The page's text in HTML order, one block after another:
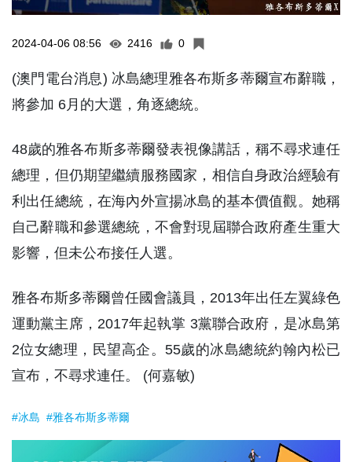
2024-04-06 08:56 2416 0
(澳門電台消息) 冰島總理雅各布斯多蒂爾宣布辭職，
將參加 6月的大選，角逐總統。
48歲的雅各布斯多蒂爾發表視像講話，稱不尋求連任
總理，但仍期望繼續服務國家，相信自身政治經驗有
利出任總統，在海內外宣揚冰島的基本價值觀。她稱
自己辭職和參選總統，不會對現屆聯合政府產生重大
影響，但未公布接任人選。
雅各布斯多蒂爾曾任國會議員，2013年出任左翼綠色
運動黨主席，2017年起執掌 3黨聯合政府，是冰島第
2位女總理，民望高企。55歲的冰島總統約翰內松已
宣布，不尋求連任。 (何嘉敏)
#冰島 #雅各布斯多蒂爾